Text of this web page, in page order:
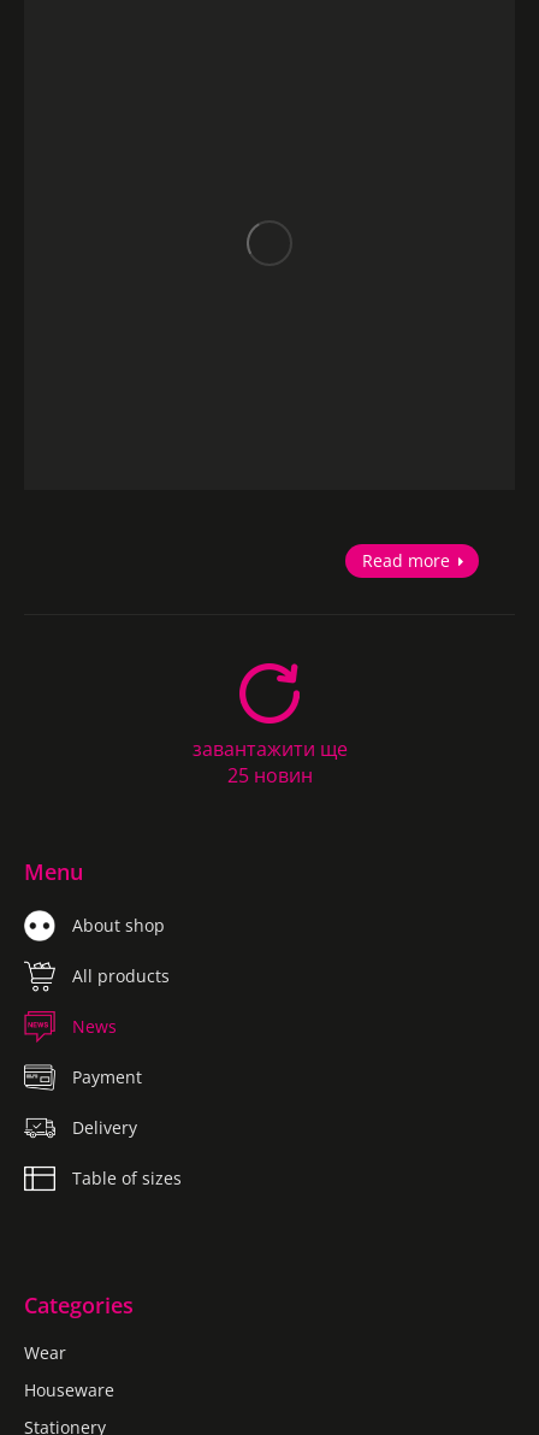
Read more
завантажити ще
25 новин
Menu
About shop
All products
News
Payment
Delivery
Table of sizes
Categories
Wear
Houseware
Stationery